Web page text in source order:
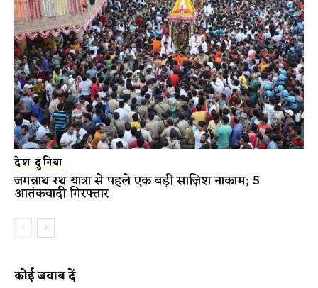
देश दुनिया
जगन्नाथ रथ यात्रा से पहले एक बड़ी साज़िश नाकाम; 5
आतंकवादी गिरफ्तार
कोई जवाब दें